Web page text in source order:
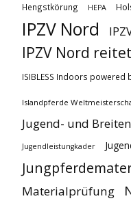
Hengstkörung HEPA
IPZV Nord
IPZV Nord
ISIBLESS Indoors powered
Islandpferde
Jugend- und
Jugendleistungkader
Materialprüfung